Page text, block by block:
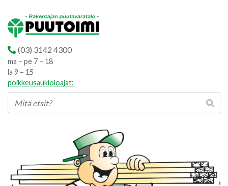
(03) 3142 4300
ma – pe 7 – 18
la 9 – 15
poikkeusaukioloajat: